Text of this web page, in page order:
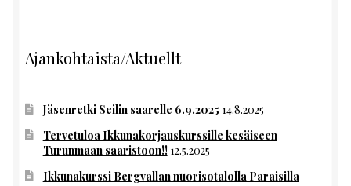
Ajankohtaista/Aktuellt
Jäsenretki Seilin saarelle 6.9.2025 14.8.2025
Tervetuloa Ikkunakorjauskurssille kesäiseen
Turunmaan saaristoon!! 12.5.2025
Ikkunakurssi Bergvallan nuorisotalolla Paraisilla